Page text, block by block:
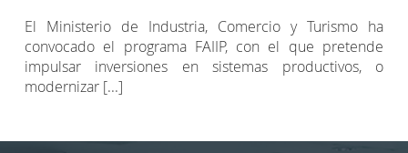
El Ministerio de Industria, Comercio y Turismo ha
convocado el programa FAIIP, con el que pretende
impulsar inversiones en sistemas productivos, o
modernizar [...]